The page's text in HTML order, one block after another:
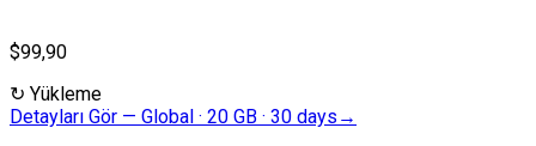
$99,90
↻ Yükleme
Detayları Gör — Global · 20 GB · 30 days →